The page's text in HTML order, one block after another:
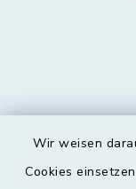
Wir weisen
Cookies